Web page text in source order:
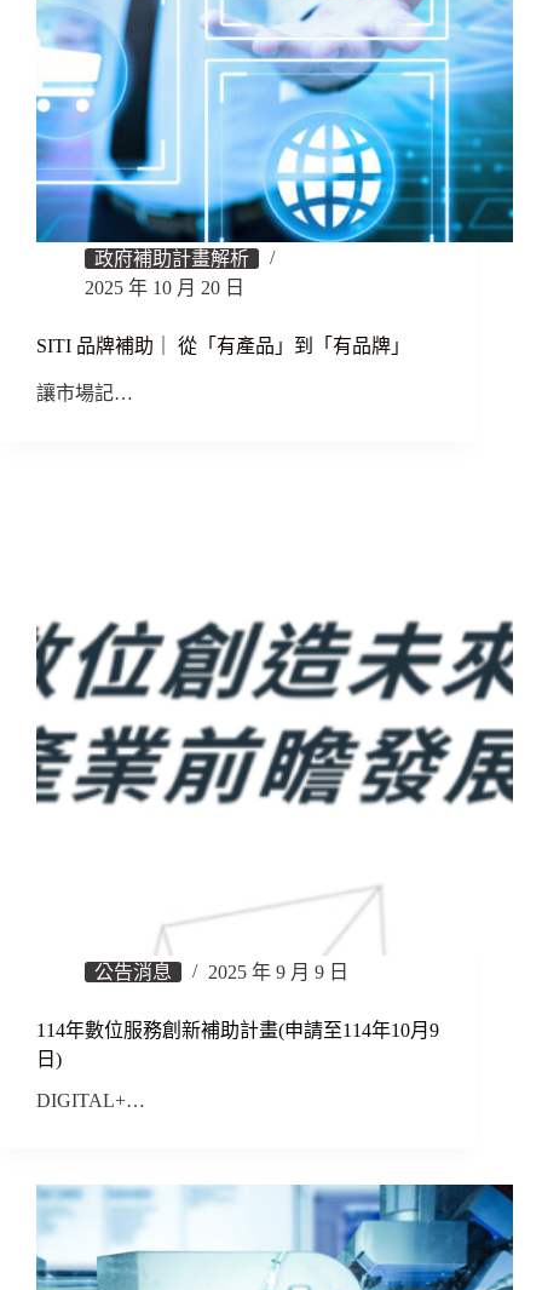
政府補助計畫解析
2025 年 10 月 20 日
SITI 品牌補助｜ 從「有產品」到「有品牌」
讓市場記…
公告消息 2025 年 9 月 9 日
114年數位服務創新補助計畫(申請至114年10月9
日)
DIGITAL+…